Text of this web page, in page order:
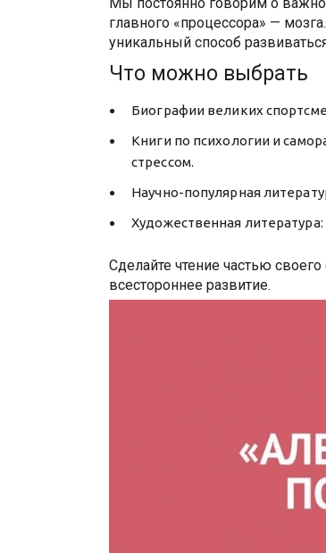
главного «процессора» —
уникальный способ
Что можно выбрать
Биографии великих
Книги по психологии и
стрессом.
Научно-популярная
Художественная
Сделайте чтение частью
всестороннее развитие.